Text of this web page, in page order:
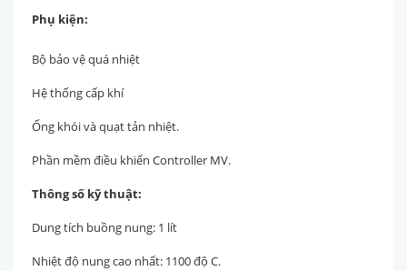
Phụ kiện:
Bộ bảo vệ quá nhiệt
Hệ thống cấp khí
Ống khói và quạt tản nhiệt.
Phần mềm điều khiển Controller MV.
Thông số kỹ thuật:
Dung tích buồng nung: 1 lít
Nhiệt độ nung cao nhất: 1100 độ C.